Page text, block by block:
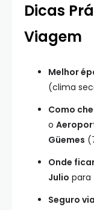
Dicas
Viagem
Melhor
(clima
Como
o
Güemes
Onde
Julio para
Seguro